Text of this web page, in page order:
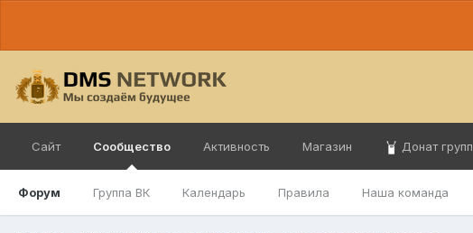
Сайт Сообщество
Форум Группа ВК Календарь Правила Наша команда
Активность Магазин Донат